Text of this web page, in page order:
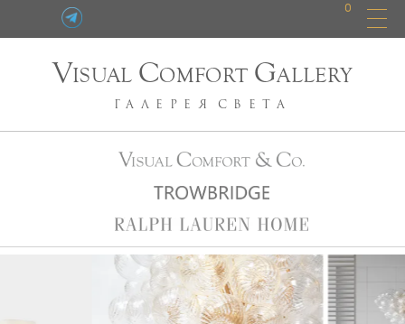
0
VISUAL COMFORT GALLERY
ГАЛЕРЕЯ СВЕТА